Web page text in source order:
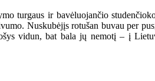
turgaus ir bavėluojančio
Nuskubėjįs rotušan buvau per
vidun, bat bala jų nemotį – į